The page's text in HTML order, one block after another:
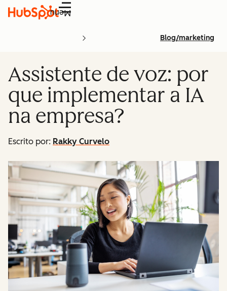
Menu
Blog/marketing
Assistente de voz: por
que implementar a IA
na empresa?
Escrito por: Rakky Curvelo